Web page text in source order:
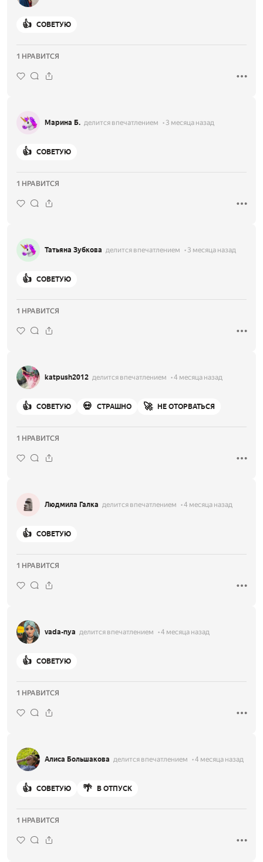
👍 СОВЕТУЮ
1 НРАВИТСЯ
Марина Б. делится впечатлением 3 месяца назад
👍 СОВЕТУЮ
1 НРАВИТСЯ
Татьяна Зубкова делится впечатлением 3 месяца назад
👍 СОВЕТУЮ
1 НРАВИТСЯ
katpush2012 делится впечатлением 4 месяца назад
👍 СОВЕТУЮ 💀 СТРАШНО 🚀 НЕ ОТОРВАТЬСЯ
1 НРАВИТСЯ
Людмила Галка делится впечатлением 4 месяца назад
👍 СОВЕТУЮ
1 НРАВИТСЯ
vada-nya делится впечатлением 4 месяца назад
👍 СОВЕТУЮ
1 НРАВИТСЯ
Алиса Большакова делится впечатлением 4 месяца назад
👍 СОВЕТУЮ 🌴 В ОТПУСК
1 НРАВИТСЯ